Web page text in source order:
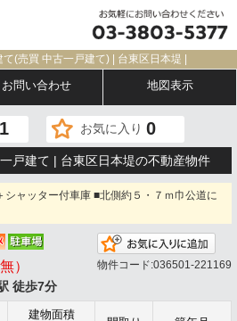
(売買 中古一戸建て) | 台東区日本堤 |
お問い合わせ 地図表示
1 お気に入り 0
戸建て | 台東区日本堤の不動産物件
ャッター付車庫 ■北側約５・７ｍ巾公道に
）
徒歩7分
物件コード:036501-221169
建物面積